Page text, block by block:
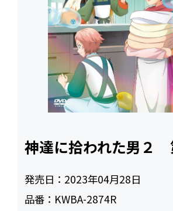
神達に拾われた男２
発売日： 2023年04月28日
品番： KWBA-2874R